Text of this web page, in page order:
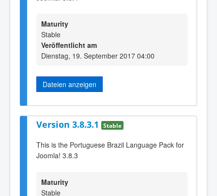
Maturity
Stable
Veröffentlicht am
Dienstag, 19. September 2017 04:00
Dateien anzeigen
Version 3.8.3.1 Stable
This is the Portuguese Brazil Language Pack for
Joomla! 3.8.3
Maturity
Stable